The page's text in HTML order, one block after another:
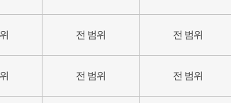
전 범위 전 범위
전 범위 전 범위